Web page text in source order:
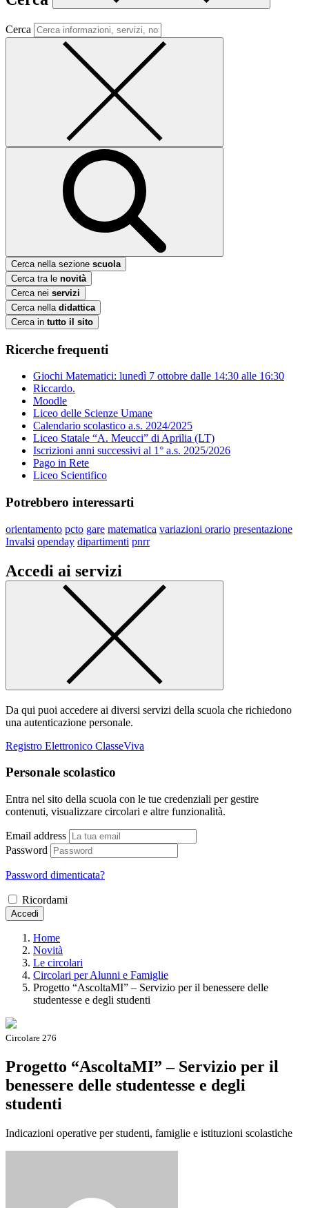
Cerca
Cerca nella sezione scuola
Cerca tra le novità
Cerca nei servizi
Cerca nella didattica
Cerca in tutto il sito
Ricerche frequenti
Giochi Matematici: lunedì 7 ottobre dalle 14:30 alle 16:30
Riccardo.
Moodle
Liceo delle Scienze Umane
Calendario scolastico a.s. 2024/2025
Liceo Statale “A. Meucci” di Aprilia (LT)
Iscrizioni anni successivi al 1° a.s. 2025/2026
Pago in Rete
Liceo Scientifico
Potrebbero interessarti
orientamento pcto gare matematica variazioni orario presentazione
Invalsi openday dipartimenti pnrr
Accedi ai servizi
Da qui puoi accedere ai diversi servizi della scuola che richiedono
una autenticazione personale.
Registro Elettronico ClasseViva
Personale scolastico
Entra nel sito della scuola con le tue credenziali per gestire
contenuti, visualizzare circolari e altre funzionalità.
Email address
Password
Password dimenticata?
Ricordami
Accedi
Home
Novità
Le circolari
Circolari per Alunni e Famiglie
Progetto “AscoltaMI” – Servizio per il benessere delle
studentesse e degli studenti
Circolare 276
Progetto “AscoltaMI” – Servizio per il
benessere delle studentesse e degli
studenti
Indicazioni operative per studenti, famiglie e istituzioni scolastiche